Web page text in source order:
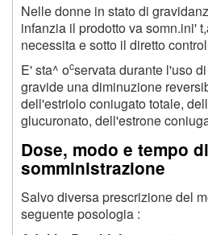
Nelle donne in stato di
infanzia il prodotto va somn.ini'
necessita e sotto il diretto
E' sta^ ocservata durante l'uso
gravide una diminuzione
dell'estriolo coniugato totale,
glucuronato, dell'estrone
Dose, modo e tempo di
somministrazione
Salvo diversa prescrizione del
seguente posologia :